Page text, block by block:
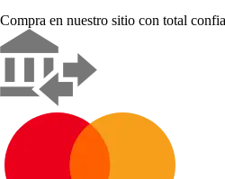
Compra en nuestro sitio con total